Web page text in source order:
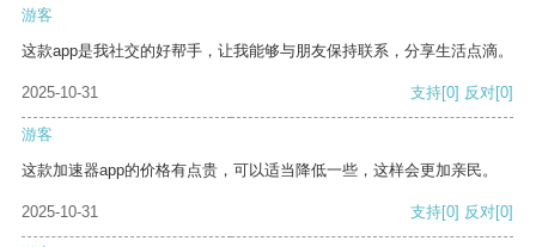
游客
这款app是我社交的好帮手，让我能够与朋友保持联系，分享生活点滴。
2025-10-31 支持[0] 反对[0]
游客
这款加速器app的价格有点贵，可以适当降低一些，这样会更加亲民。
2025-10-31 支持[0] 反对[0]